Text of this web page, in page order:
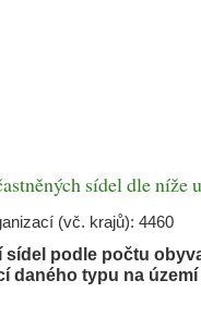
sídel dle níže
(vč. krajů): 4460
sídel podle počtu
daného typu na území